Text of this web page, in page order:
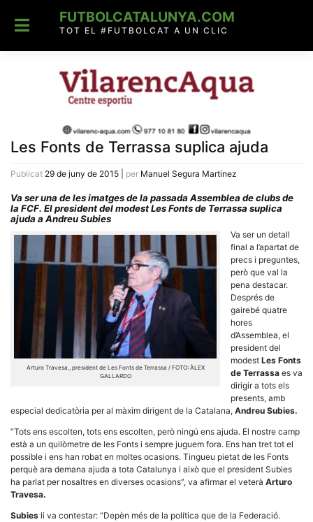
content
FUTBOLCATALUNYA.COM
TOT EL #FUTBOLCAT A UN CLIC
Les Fonts de Terrassa suplica ajuda
Publicat 29 de juny de 2015 per Manuel Segura Martinez
Va ser una de les imatges de la passada Assemblea de clubs de
la FCF. El president del modest Les Fonts de Terrassa suplica
ajuda a Andreu Subies
Arturo Travesa., president de Les Fonts de Terrassa / FOTO: ÀLEX
GALLARDO
Va ser un detall
final a l’apartat de
precs i preguntes,
però que val la
pena destacar.
Després de
gairebé quatre
hores
d’Assemblea, el
president del
modest Les Fonts
de Terrassa es va
dirigir a tots els
presents, amb
especial dedicatòria per al màxim dirigent de la Catalana, Andreu Subies.
“Tots ens escolten, tots ens escolten, però ningú ens ajuda. El nostre camp
està a un quilòmetre de les Fonts i sempre juguem fora. Ens han tret tot el
possible i ens han robat en moltes ocasions. Tingueu pietat de les Fonts
perquè ara demana ajuda a tota Catalunya i això que el president Subies
ha parlat per nosaltres en diverses ocasions”, va afirmar el veterà Arturo
Travesa.
Subies li va contestar: “Depèn més de la política que de la Federació.
Aquestes
són
opcionals,
són
necessàries
per al
funcionament